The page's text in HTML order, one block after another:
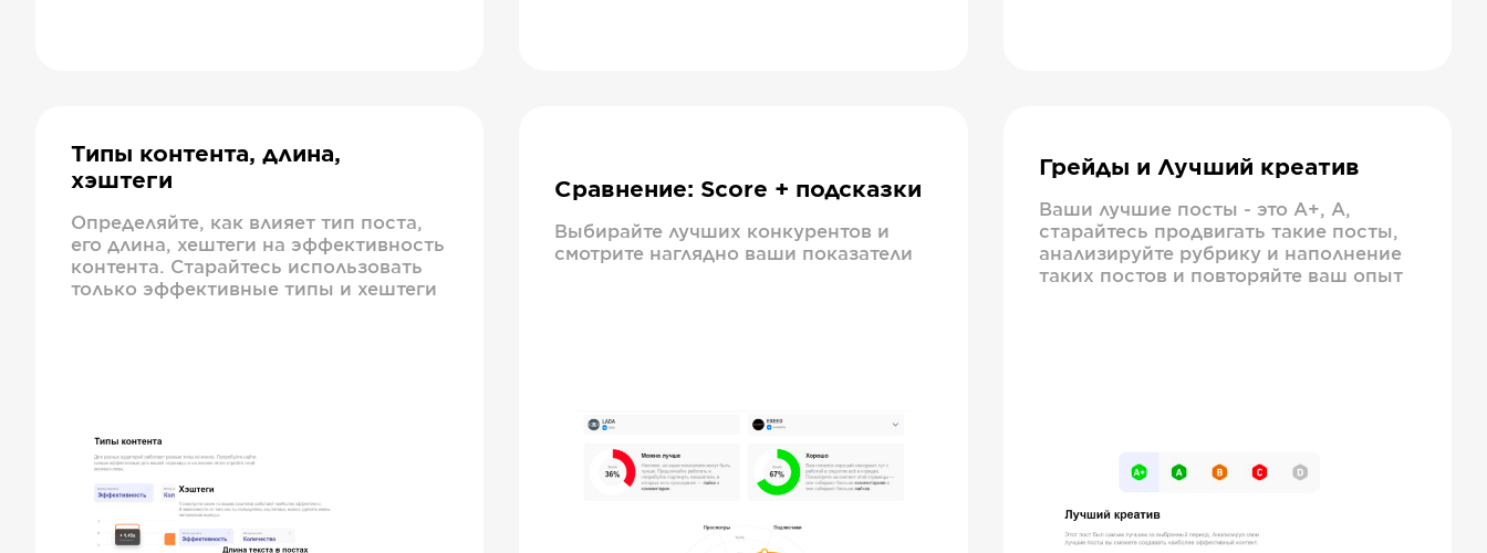
Типы контента, длина,
хэштеги
Определяйте, как влияет тип поста,
его длина, хештеги на эффективность
контента. Старайтесь использовать
только эффективные типы и хештеги
Сравнение: Score + подсказки
Выбирайте лучших конкурентов и
смотрите наглядно ваши показатели
Грейды и Лучший креатив
Ваши лучшие посты - это А+, А,
старайтесь продвигать такие посты,
анализируйте рубрику и наполнение
таких постов и повторяйте ваш опыт